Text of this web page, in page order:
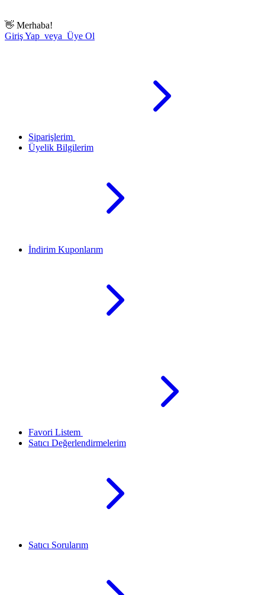
👋 Merhaba!
Giriş Yap veya Üye Ol
Siparişlerim
Üyelik Bilgilerim
İndirim Kuponlarım
Favori Listem
Satıcı Değerlendirmelerim
Satıcı Sorularım